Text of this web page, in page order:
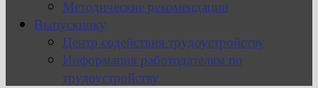
Методические рекомендации
Выпускнику
Центр содействия трудоустройству
Информация работодателям по
трудоустройству